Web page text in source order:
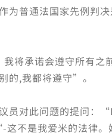
为普通法国家先例判
将承诺会遵守所有之
的,我都将遵守”。
员对此问题的提问
不是我爱米的法律。